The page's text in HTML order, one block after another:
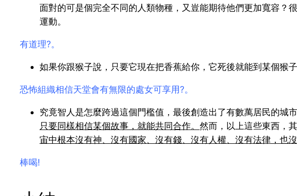
面對的可是個完全不同的人類物種，又豈能期待他們更加寬容？
運動。
有道理?。
如果你跟猴子說，只要它現在把香蕉給你，它死後就能到某個猴
恐怖組織相信天堂會有無限的處女可享用?。
究竟智人是怎麼跨過這個門檻值，最後創造出了有數萬居民的城
只要同樣相信某個故事，就能共同合作。 然而，以上這些東西，
宙中根本沒有神、沒有國家、沒有錢、沒有人權、沒有法律，也沒
棒喝!